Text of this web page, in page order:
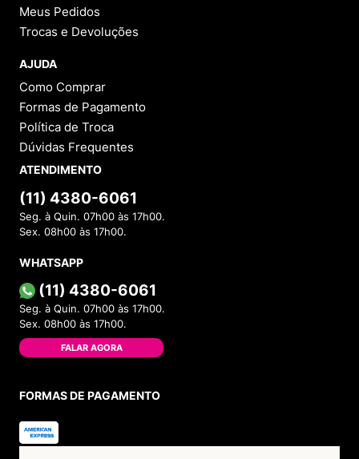
Meus Pedidos
Trocas e Devoluções
AJUDA
Como Comprar
Formas de Pagamento
Política de Troca
Dúvidas Frequentes
ATENDIMENTO
(11) 4380-6061
Seg. à Quin. 07h00 às 17h00.
Sex. 08h00 às 17h00.
WHATSAPP
(11) 4380-6061
Seg. à Quin. 07h00 às 17h00.
Sex. 08h00 às 17h00.
FALAR AGORA
FORMAS DE PAGAMENTO